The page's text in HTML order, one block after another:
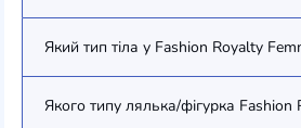
Який тип тіла у Fashion Royalty
Якого типу лялька/фігурка